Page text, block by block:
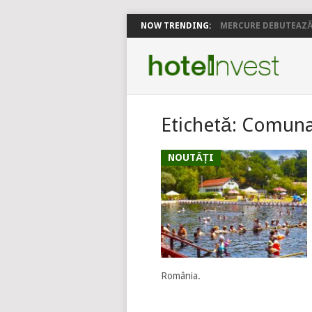
NOW TRENDING: MERCURE
Etichetă:
NOUTĂȚI
România.